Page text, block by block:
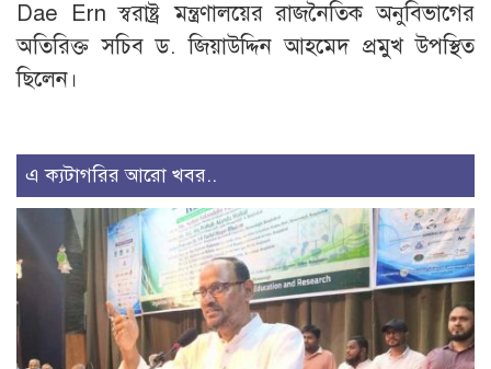
Dae Ern স্বরাষ্ট্র মন্ত্রণালয়ের রাজনৈতিক অনুবিভাগের
অতিরিক্ত সচিব ড. জিয়াউদ্দিন আহমেদ প্রমুখ উপস্থিত
ছিলেন।
এ ক্যটাগরির আরো খবর..